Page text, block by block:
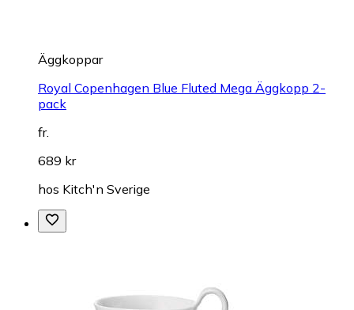
Äggkoppar
Royal Copenhagen Blue Fluted Mega Äggkopp 2-
pack
fr.
689 kr
hos Kitch'n Sverige